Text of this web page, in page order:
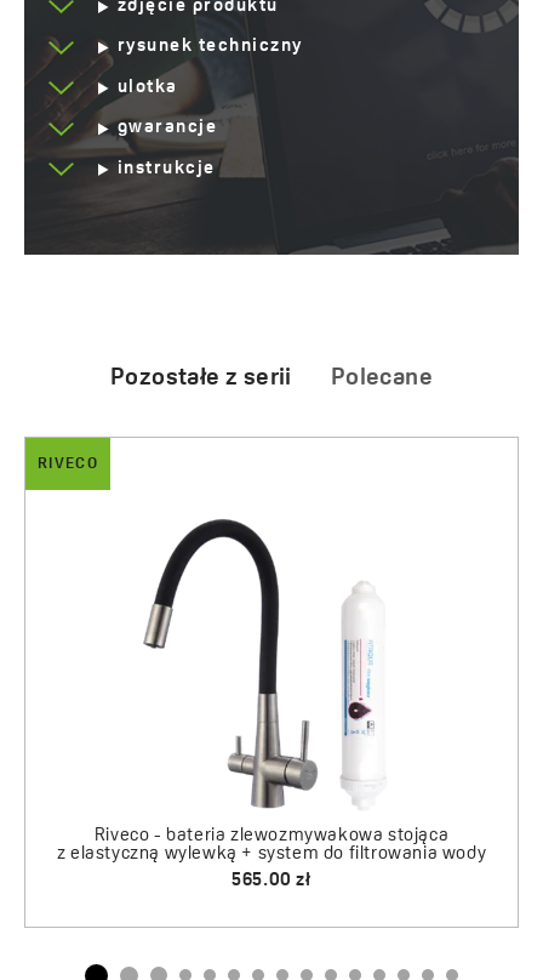
Kod:BRIC968D
EAN:
5905358234358
zdjęcie produktu
rysunek techniczny
ulotka
gwarancje
instrukcje
Pozostałe z serii Polecane
RIVECO
Riveco - bateria zlewozmywakowa stojąca
z elastyczną wylewką + system do filtrowania wody
635.00 zł
Alena - zlewozmywak 1-komorowy